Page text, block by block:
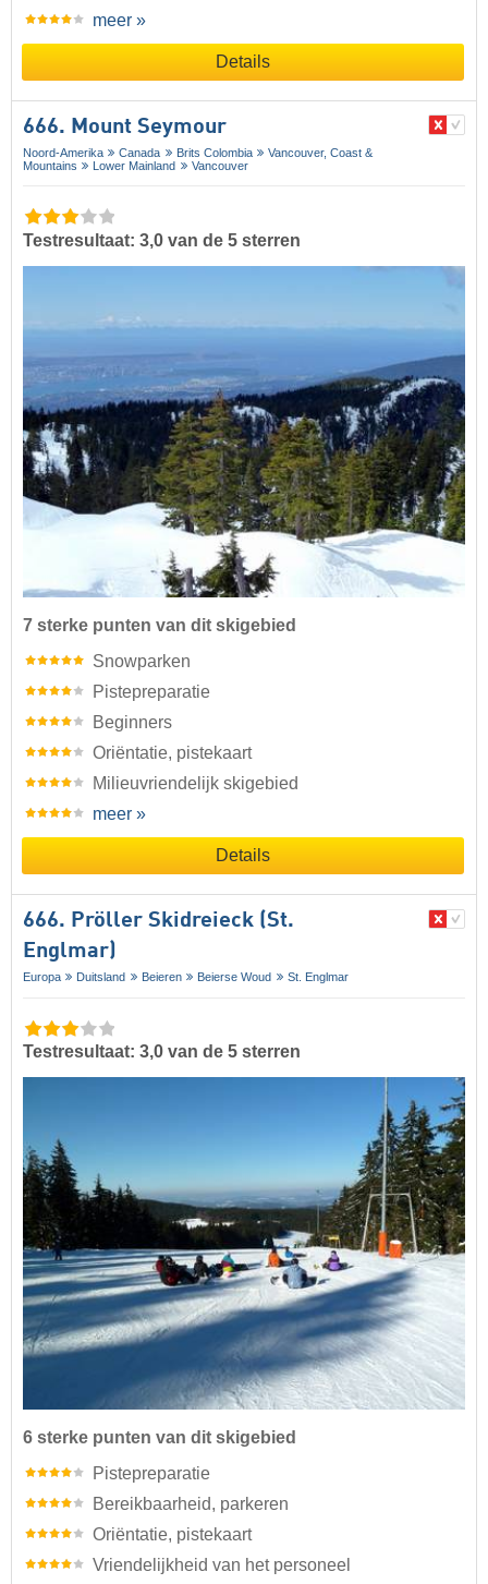
meer »
Details
666. Mount Seymour
Noord-Amerika Canada Brits Colombia
Vancouver, Coast &
Mountains
Lower Mainland Vancouver
Testresultaat: 3,0 van de 5 sterren
7 sterke punten van dit skigebied
Snowparken
Pistepreparatie
Beginners
Oriëntatie, pistekaart
Milieuvriendelijk skigebied
meer »
Details
666. Pröller Skidreieck (St.
Englmar)
Europa Duitsland Beieren Beierse Woud St. Englmar
Testresultaat: 3,0 van de 5 sterren
6 sterke punten van dit skigebied
Pistepreparatie
Bereikbaarheid, parkeren
Oriëntatie, pistekaart
Vriendelijkheid van het personeel